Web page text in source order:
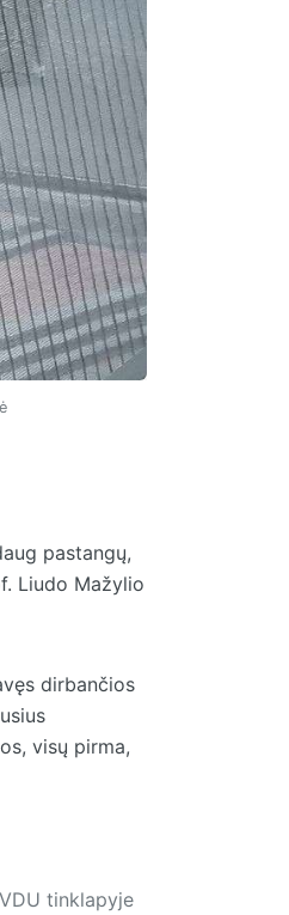
pastangų,
Liudo Mažylio
dirbančios
visų pirma,
tinklapyje